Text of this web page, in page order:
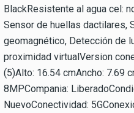
BlackResistente al agua cel:
Sensor de huellas dactilares,
geomagnético, Detección de
proximidad virtualVersion
(5)Alto: 16.54 cmAncho: 7.69
8MPCompania:
NuevoConectividad: